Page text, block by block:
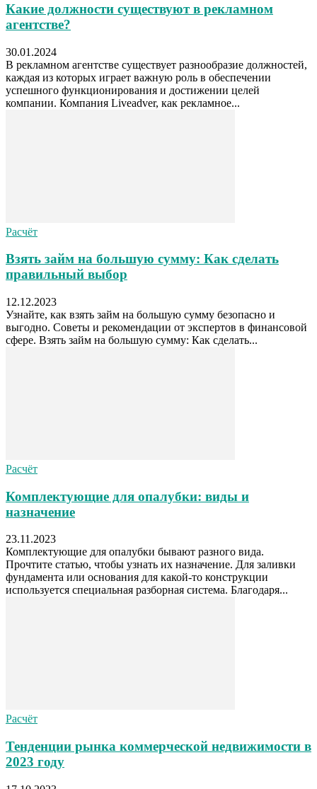
Какие должности существуют в рекламном
агентстве?
30.01.2024
В рекламном агентстве существует разнообразие должностей,
каждая из которых играет важную роль в обеспечении
успешного функционирования и достижении целей
компании. Компания Liveadver, как рекламное...
Расчёт
Взять займ на большую сумму: Как сделать
правильный выбор
12.12.2023
Узнайте, как взять займ на большую сумму безопасно и
выгодно. Советы и рекомендации от экспертов в финансовой
сфере. Взять займ на большую сумму: Как сделать...
Расчёт
Комплектующие для опалубки: виды и
назначение
23.11.2023
Комплектующие для опалубки бывают разного вида.
Прочтите статью, чтобы узнать их назначение. Для заливки
фундамента или основания для какой-то конструкции
используется специальная разборная система. Благодаря...
Расчёт
Тенденции рынка коммерческой недвижимости в
2023 году